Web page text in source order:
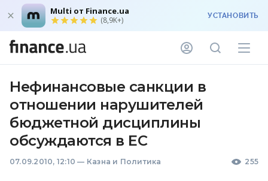
Multi от Finance.ua
(8,9K+) УСТАНОВИТЬ
Нефинансовые санкции в
отношении нарушителей
бюджетной дисциплины
обсуждаются в ЕС
07.09.2010, 12:10 — Казна и Политика 255